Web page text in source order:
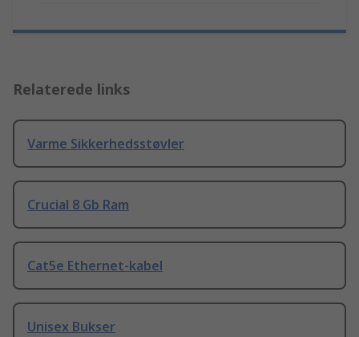
Relaterede links
Varme Sikkerhedsstøvler
Crucial 8 Gb Ram
Cat5e Ethernet-kabel
Unisex Bukser